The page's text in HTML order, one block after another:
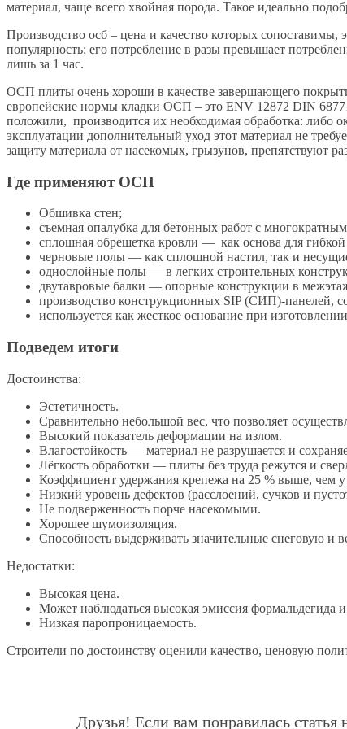
материал, чаще всего хвойная порода. Такое идеально
Производство осб – цена и качество которых
популярность: его потребление в разы превышает
лишь за 1 час.
ОСП плиты очень хороши в качестве завершающего
европейские нормы кладки ОСП – это ENV 12872 DIN
положили, производится их необходимая обработка: либо
эксплуатации дополнительный уход этот материал не
защиту материала от насекомых, грызунов, препятствуют
Где применяют ОСП
Обшивка стен;
съемная опалубка для бетонных работ с
сплошная обрешетка кровли — как основа для
черновые полы — как сплошной настил, так и
однослойные полы — в легких строительных
двутавровые балки — опорные конструкции в
производство конструкционных SIP (СИП)-панелей,
используется как жесткое основание при
Подведем итоги
Достоинства:
Эстетичность.
Сравнительно небольшой вес, что позволяет
Высокий показатель деформации на излом.
Влагостойкость — материал не разрушается и
Лёгкость обработки — плиты без труда режутся и
Коэффициент удержания крепежа на 25 % выше, чем
Низкий уровень дефектов (расслоений, сучков и
Не подверженность порче насекомыми.
Хорошее шумоизоляция.
Способность выдерживать значительные снеговую и
Недостатки:
Высокая цена.
Может наблюдаться высокая эмиссия
Низкая паропроницаемость.
Строители по достоинству оценили качество, ценовую
Друзья! Если вам понравилась